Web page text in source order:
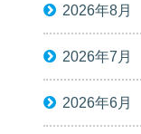
2026年8月
2026年7月
2026年6月